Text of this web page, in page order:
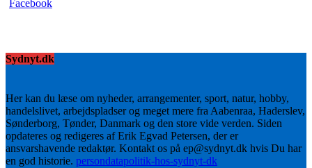
Sydnyt.dk
Her kan du læse om nyheder, arrangementer, sport, natur, hobby,
handelslivet, arbejdspladser og meget mere fra Aabenraa, Haderslev,
Sønderborg, Tønder, Danmark og den store vide verden. Siden
opdateres og redigeres af Erik Egvad Petersen, der er
ansvarshavende redaktør. Kontakt os på ep@sydnyt.dk hvis Du har
en god historie. persondatapolitik-hos-sydnyt-dk